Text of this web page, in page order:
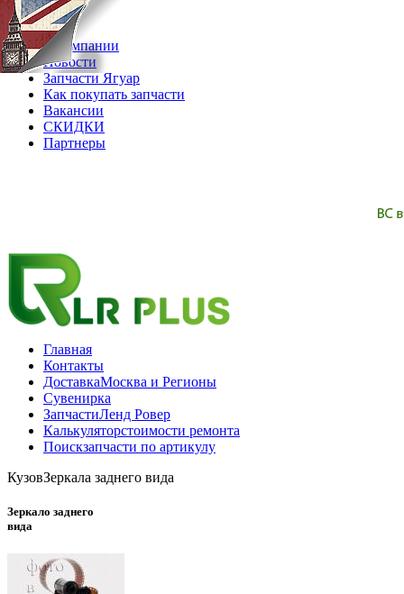
07.08.2026
О компании
Новости
Запчасти Ягуар
Как покупать запчасти
Вакансии
СКИДКИ
Партнеры
Главная
Контакты
ДоставкаМосква и Регионы
Сувенирка
ЗапчастиЛенд Ровер
Калькуляторстоимости ремонта
Поискзапчасти по артикулу
КузовЗеркала заднего вида
Зеркало заднего
вида